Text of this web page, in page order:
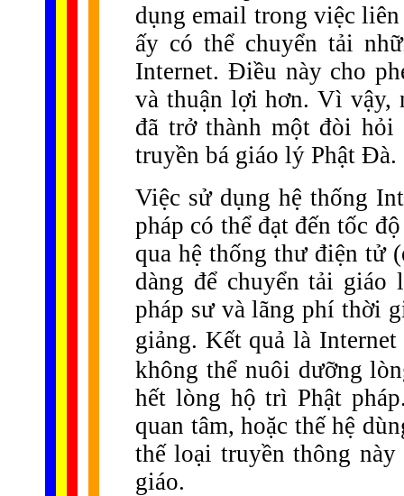
dụng email trong việc
ấy có thể chuyển tải
Internet. Điều này cho
và thuận lợi hơn. Vì vậy,
đã trở thành một đòi hỏi
truyền bá giáo lý Phật Đà.
Việc sử dụng hệ thống
pháp có thể đạt đến tốc
qua hệ thống thư điện tử
dàng để chuyển tải
pháp sư và lãng phí thời
giảng. Kết quả là
không thể nuôi dưỡng
hết lòng hộ trì Phật
quan tâm, hoặc thế hệ
thế loại truyền thông này
giáo.